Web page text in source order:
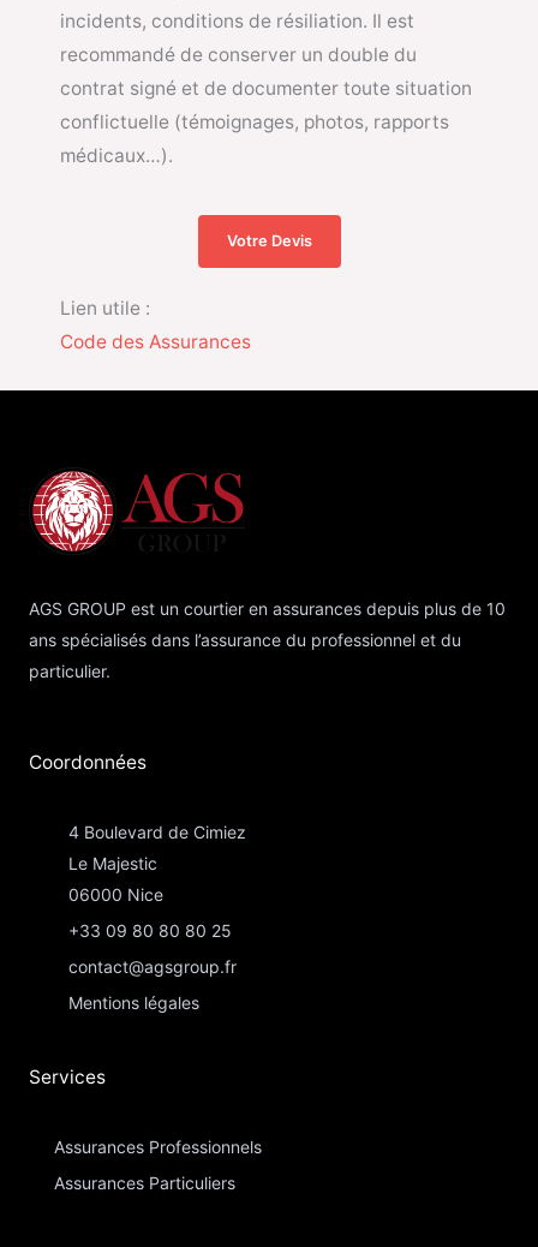
incidents, conditions de résiliation. Il est
recommandé de conserver un double du
contrat signé et de documenter toute situation
conflictuelle (témoignages, photos, rapports
médicaux…).
Votre Devis
Lien utile :
Code des Assurances
AGS GROUP est un courtier en assurances depuis plus de 10
ans spécialisés dans l’assurance du professionnel et du
particulier.
Coordonnées​
4 Boulevard de Cimiez
Le Majestic
06000 Nice
+33 09 80 80 80 25
contact@agsgroup.fr
Mentions légales
Services
Assurances Professionnels
Assurances Particuliers​